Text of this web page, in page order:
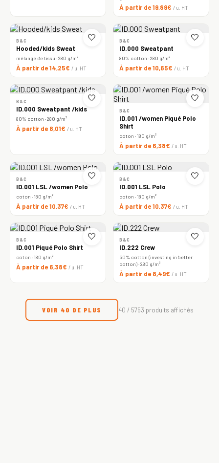
À partir de 19,89€ / u. HT
🤍
B&C
Hooded/kids Sweat
mélange de tissu · 280 g/m²
À partir de 14,25€ / u. HT
🤍
B&C
ID.000 Sweatpant
80% cotton · 280 g/m²
À partir de 10,65€ / u. HT
🤍
B&C
ID.000 Sweatpant /kids
80% cotton · 280 g/m²
À partir de 8,01€ / u. HT
🤍
B&C
ID.001 /women Piqué Polo
Shirt
coton · 180 g/m²
À partir de 6,38€ / u. HT
🤍
B&C
ID.001 LSL /women Polo
coton · 180 g/m²
À partir de 10,37€ / u. HT
🤍
B&C
ID.001 LSL Polo
coton · 180 g/m²
À partir de 10,37€ / u. HT
🤍
B&C
ID.001 Piqué Polo Shirt
coton · 180 g/m²
À partir de 6,38€ / u. HT
🤍
B&C
ID.222 Crew
50% cotton (investing in better
cotton) · 280 g/m²
À partir de 8,49€ / u. HT
VOIR 40 DE PLUS 40 / 5753 produits affichés